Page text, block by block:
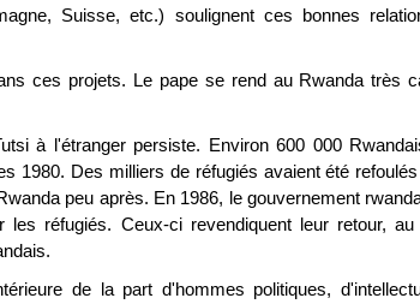
Suisse, etc.) soulignent ces bonnes
ces projets. Le pape se rend au Rwanda très
à l'étranger persiste. Environ 600 000
1980. Des milliers de réfugiés avaient été
peu après. En 1986, le gouvernement
les réfugiés. Ceux-ci revendiquent leur retour,
de la part d'hommes politiques,